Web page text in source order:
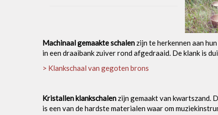
Machinaal gemaakte schalen zijn te herkennen aan
in een draaibank zuiver rond afgedraaid. De klank is
> Klankschaal van gegoten brons
Kristallen klankschalen zijn gemaakt van kwartszand.
is een van de hardste materialen waar om